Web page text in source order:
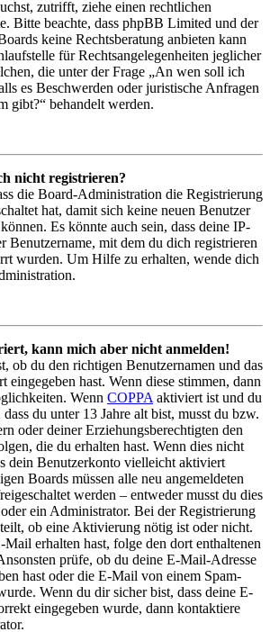
zutrifft, ziehe einen rechtlichen
Bitte beachte, dass phpBB Limited und der
keine Rechtsberatung anbieten kann
für Rechtsangelegenheiten jeglicher
die unter der Frage „An wen soll ich
es Beschwerden oder juristische Anfragen
gibt?“ behandelt werden.
nicht registrieren?
die Board-Administration die Registrierung
hat, damit sich keine neuen Benutzer
Es könnte auch sein, dass deine IP-
Benutzername, mit dem du dich registrieren
wurden. Um Hilfe zu erhalten, wende dich
kann mich aber nicht anmelden!
ob du den richtigen Benutzernamen und das
eingegeben hast. Wenn diese stimmen, dann
Wenn COPPA aktiviert ist und du
dass du unter 13 Jahre alt bist, musst du bzw.
oder deiner Erziehungsberechtigten den
die du erhalten hast. Wenn dies nicht
dein Benutzerkonto vielleicht aktiviert
Boards müssen alle neu angemeldeten
werden – entweder musst du dies
ein Administrator. Bei der Registrierung
ob eine Aktivierung nötig ist oder nicht.
Mail erhalten hast, folge den dort enthaltenen
prüfe, ob du deine E-Mail-Adresse
hast oder die E-Mail von einem Spam-
Wenn du dir sicher bist, dass deine E-
eingegeben wurde, dann kontaktiere